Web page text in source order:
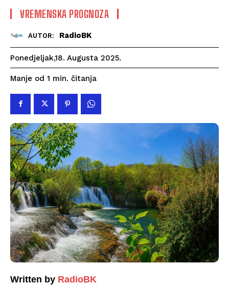
VREMENSKA PROGNOZA
AUTOR: RadioBK
Ponedjeljak,18. Augusta 2025.
Manje od 1 min. čitanja
Written by RadioBK